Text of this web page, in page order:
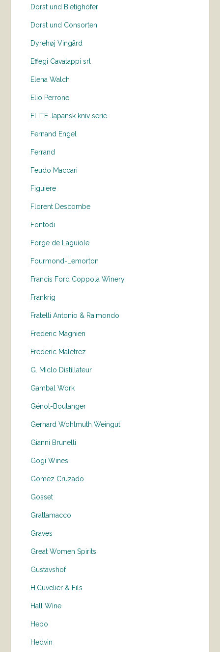
Dorst und Bietighöfer
Dorst und Consorten
Dyrehøj Vingård
Effegi Cavatappi srl
Elena Walch
Elio Perrone
ELITE Japansk kniv serie
Fernand Engel
Ferrand
Feudo Maccari
Figuiere
Florent Descombe
Fontodi
Forge de Laguiole
Fourmond-Lemorton
Francis Ford Coppola Winery
Frankrig
Fratelli Antonio & Raimondo
Frederic Magnien
Frederic Maletrez
G. Miclo Distillateur
Gambal Work
Génot-Boulanger
Gerhard Wohlmuth Weingut
Gianni Brunelli
Gogi Wines
Gomez Cruzado
Gosset
Grattamacco
Graves
Great Women Spirits
Gustavshof
H.Cuvelier & Fils
Hall Wine
Hebo
Hedvin